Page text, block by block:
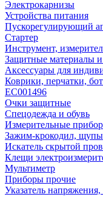
Электрокарнизы
Устройства питания
Пускорегулирующий
Стартер
Инструмент,
Защитные материалы
Аксессуары для
Коврики, перчатки,
EC001496
Очки защитные
Спецодежда и обувь
Измерительные
Зажим-крокодил, щупы
Искатель скрытой
Клещи
Мультиметр
Приборы прочие
Указатель